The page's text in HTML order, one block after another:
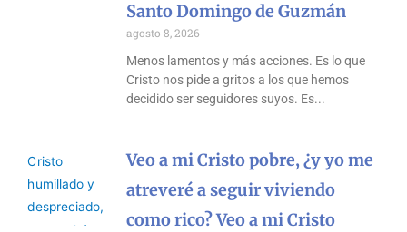
Santo Domingo de Guzmán
agosto 8, 2026
Menos lamentos y más acciones. Es lo que
Cristo nos pide a gritos a los que hemos
decidido ser seguidores suyos. Es
Veo a mi Cristo pobre, ¿y yo me
atreveré a seguir viviendo
como rico? Veo a mi Cristo